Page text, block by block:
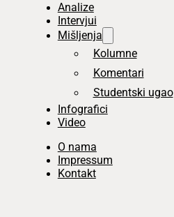
Analize
Intervjui
Mišljenja
Kolumne
Komentari
Studentski ugao
Infografici
Video
O nama
Impressum
Kontakt